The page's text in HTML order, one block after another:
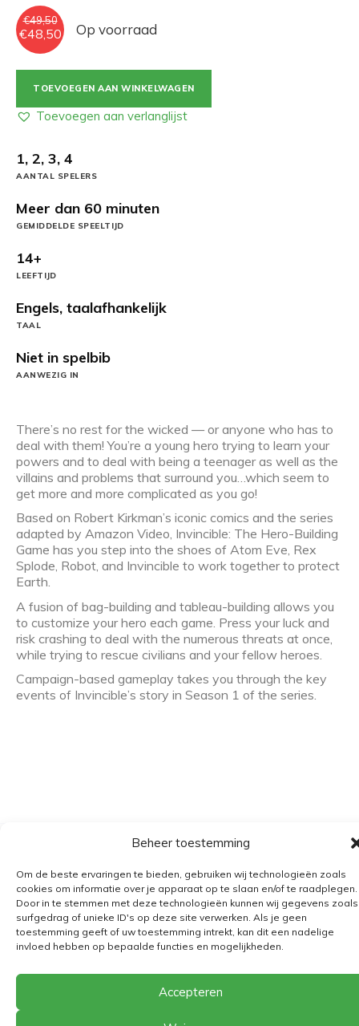
Beheer toestemming
Om de beste ervaringen te bieden, gebruiken wij technologieën zoals
cookies om informatie over je apparaat op te slaan en/of te raadplegen.
Door in te stemmen met deze technologieën kunnen wij gegevens zoals
surfgedrag of unieke ID's op deze site verwerken. Als je geen
toestemming geeft of uw toestemming intrekt, kan dit een nadelige
invloed hebben op bepaalde functies en mogelijkheden.
Accepteren
€49,50
Oorspronkelijke
prijs
was:
€49,50.
€48,50
Huidige
prijs
is:
€48,50.
Op voorraad
The
Hero-
aantal
TOEVOEGEN AAN WINKELWAGEN
Toevoegen aan verlanglijst
1, 2, 3, 4
AANTAL SPELERS
Meer dan 60 minuten
GEMIDDELDE SPEELTIJD
14+
LEEFTIJD
Engels, taalafhankelijk
TAAL
Niet in spelbib
AANWEZIG IN
There’s no rest for the wicked — or anyone who has to
deal with them! You’re a young hero trying to learn your
powers and to deal with being a teenager as well as the
villains and problems that surround you…which seem to
get more and more complicated as you go!
Based on Robert Kirkman’s iconic comics and the series
adapted by Amazon Video, Invincible: The Hero-Building
Game has you step into the shoes of Atom Eve, Rex
Splode, Robot, and Invincible to work together to protect
Earth.
A fusion of bag-building and tableau-building allows you
to customize your hero each game. Press your luck and
risk crashing to deal with the numerous threats at once,
while trying to rescue civilians and your fellow heroes.
Campaign-based gameplay takes you through the key
events of Invincible’s story in Season 1 of the series.
Verzending
Retourbeleid
BE 0682.845.059
The Playground